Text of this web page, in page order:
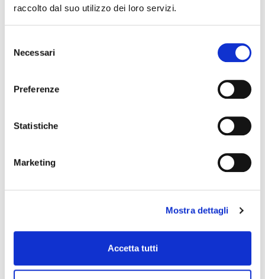
raccolto dal suo utilizzo dei loro servizi.
delNecessari
Preferenze
Statistiche
Marketing
Mostra dettagli
Accetta tutti